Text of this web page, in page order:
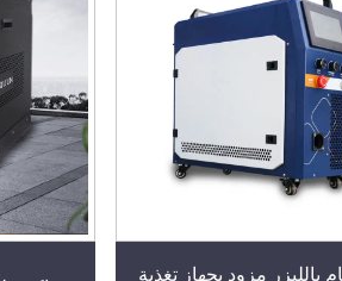
بالليزر مزود بجهاز تغذية